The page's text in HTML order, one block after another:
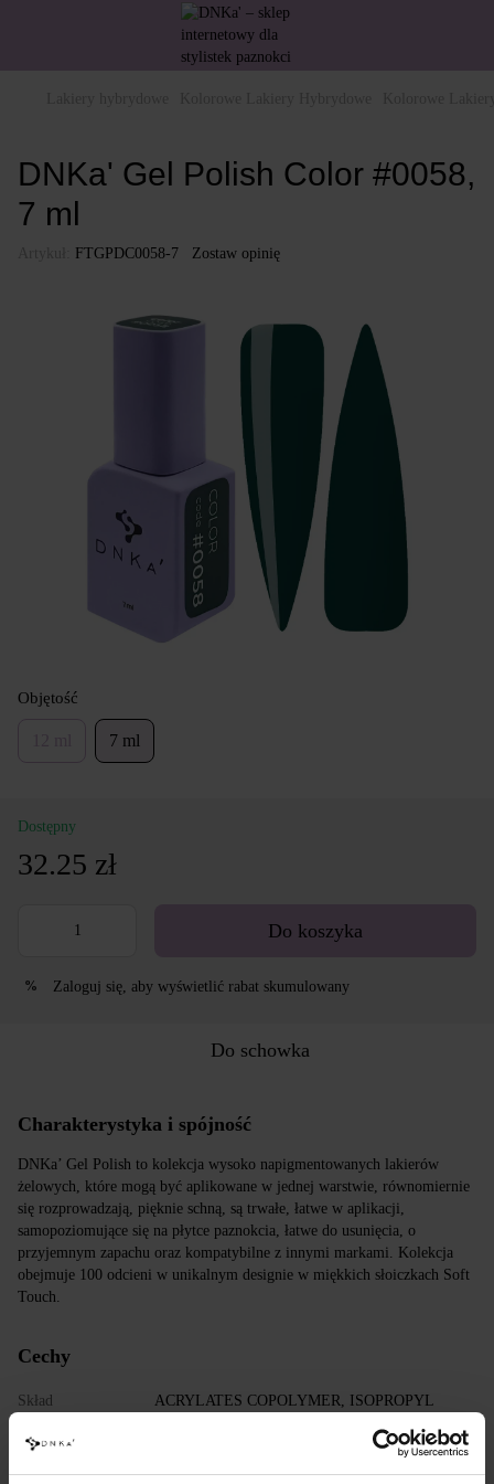
DNKa' Gel Polish Color #0058,
7 ml
FTGPDC0058-7 Zostaw opinię
Objętość
7 ml
Dostępny
32.25 zł
Do koszyka
% Zaloguj się , aby wyświetlić rabat skumulowany
Do schowka
Charakterystyka i spójność
DNKa’ Gel Polish to kolekcja wysoko napigmentowanych lakierów
żelowych, które mogą być aplikowane w jednej warstwie, równomiernie
się rozprowadzają, pięknie schną, są trwałe, łatwe w aplikacji,
samopoziomujące się na płytce paznokcia, łatwe do usunięcia, o
przyjemnym zapachu oraz kompatybilne z innymi markami. Kolekcja
obejmuje 100 odcieni w unikalnym designie w miękkich słoiczkach Soft
Touch.
Cechy
Skład
ACRYLATES COPOLYMER, ISOPROPYL
TRIISOSTEARATE, DIMETHICONE,
HYDROXYPROPYL METHACRYLATE, BIS-
TRIMETHYLBENZOYL PHENYLPHOSPHINE